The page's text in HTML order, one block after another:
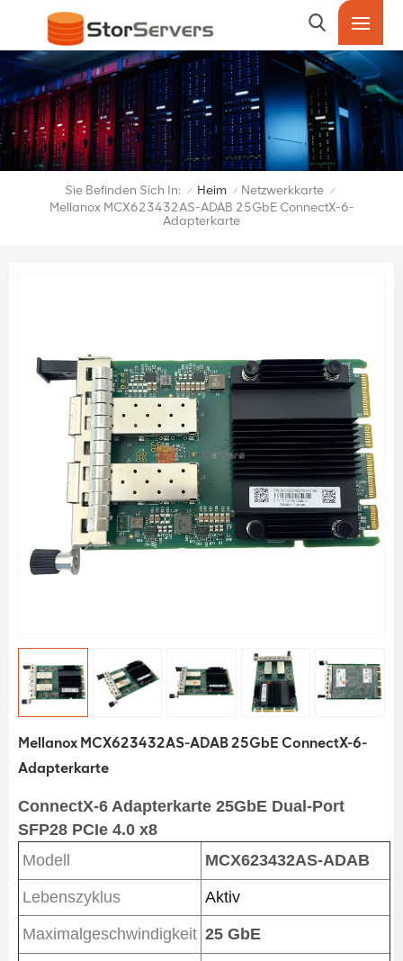
Sie Befinden Sich In: / Heim / Netzwerkkarte /
Mellanox MCX623432AS-ADAB 25GbE ConnectX-6-
Adapterkarte
Mellanox MCX623432AS-ADAB 25GbE ConnectX-6-
Adapterkarte
ConnectX-6 Adapterkarte 25GbE Dual-Port
SFP28 PCIe 4.0 x8
Modell
MCX623432AS-ADAB
Lebenszyklus Aktiv
Maximalgeschwindigkeit 25 GbE